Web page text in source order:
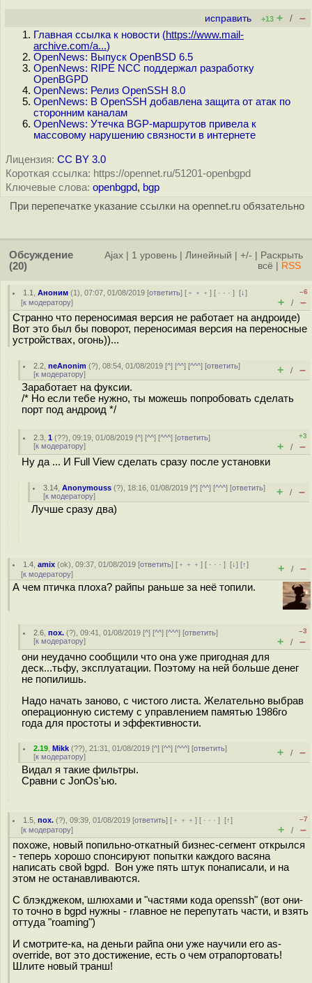
исправить +13 + / –
Главная ссылка к новости (https://www.mail-
archive.com/a...)
OpenNews: Выпуск OpenBSD 6.5
OpenNews: RIPE NCC поддержал разработку
OpenBGPD
OpenNews: Релиз OpenSSH 8.0
OpenNews: В OpenSSH добавлена защита от атак по
сторонним каналам
OpenNews: Утечка BGP-маршрутов привела к
массовому нарушению связности в интернете
Лицензия: CC BY 3.0
Короткая ссылка: https://opennet.ru/51201-openbgpd
Ключевые слова: openbgpd, bgp
При перепечатке указание ссылки на opennet.ru обязательно
Обсуждение
(20)
Ajax 1 уровень Линейный +/-
Раскрыть
всё
RSS
1.1 ,Аноним (1), 07:07, 01/08/2019 [ответить] [ ﹢﹢﹢] [ · · ·][↓]
[к модератору]
–6
+ / –
Странно что переносимая версия не работает на андроиде)
Вот это был бы поворот, переносимая версия на переносные
устройствах, огонь))...
2.2 ,neAnonim (?), 08:54, 01/08/2019 [^] [^^] [^^^] [ответить]
[к модератору] + / –
Заработает на фуксии.
/* Но если тебе нужно, ты можешь попробовать сделать
порт под андроид */
2.3 ,1 (??), 09:19, 01/08/2019 [^] [^^] [^^^] [ответить]
[к модератору]
+3
+ / –
Ну да ... И Full View сделать сразу после установки
3.14 ,Anonymouss (?), 18:16, 01/08/2019 [^] [^^] [^^^] [ответить]
[к модератору] + / –
Лучше сразу два)
1.4 ,amix (ok), 09:37, 01/08/2019 [ответить] [ ﹢﹢﹢] [ · · ·][↓] [↑]
[к модератору] + / –
А чем птичка плоха? райпы раньше за неё топили.
2.6 ,пох. (?), 09:41, 01/08/2019 [^] [^^] [^^^] [ответить]
[к модератору]
–3
+ / –
они неудачно сообщили что она уже пригодная для
деск...тьфу, эксплуатации. Поэтому на ней больше денег
не попилишь.
Надо начать заново, с чистого листа. Желательно выбрав
операционную систему с управлением памятью 1986го
года для простоты и эффективности.
2.19 ,Mikk (??), 21:31, 01/08/2019 [^] [^^] [^^^] [ответить]
[к модератору] + / –
Видал я такие фильтры.
Сравни с JonOs'ью.
1.5 ,пох. (?), 09:39, 01/08/2019 [ответить] [ ﹢﹢﹢] [ · · ·][↑]
[к модератору]
–7
+ / –
похоже, новый попильно-откатный бизнес-сегмент открылся
- теперь хорошо спонсируют попытки каждого васяна
написать свой bgpd. Вон уже пять штук понаписали, и на
этом не останавливаются.
С блэкджеком, шлюхами и "частями кода openssh" (вот они-
то точно в bgpd нужны - главное не перепутать части, и взять
оттуда "roaming")
И смотрите-ка, на деньги райпа они уже научили его as-
override, вот это достижение, есть о чем отрапортовать!
Шлите новый транш!